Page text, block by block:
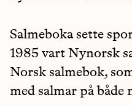
Salmeboka sette
1985 vart Nynorsk
Norsk salmebok,
med salmar på